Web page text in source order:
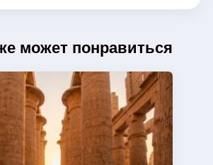
может понравиться